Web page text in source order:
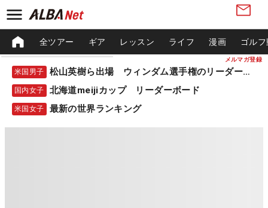
メルマガ登録
全ツアー ギア レッスン ライフ 漫画 ゴル
米国男子 松山英樹ら出場 ウィンダム選手権のリーダーボード
国内女子 北海道meijiカップ リーダーボード
米国女子 最新の世界ランキング